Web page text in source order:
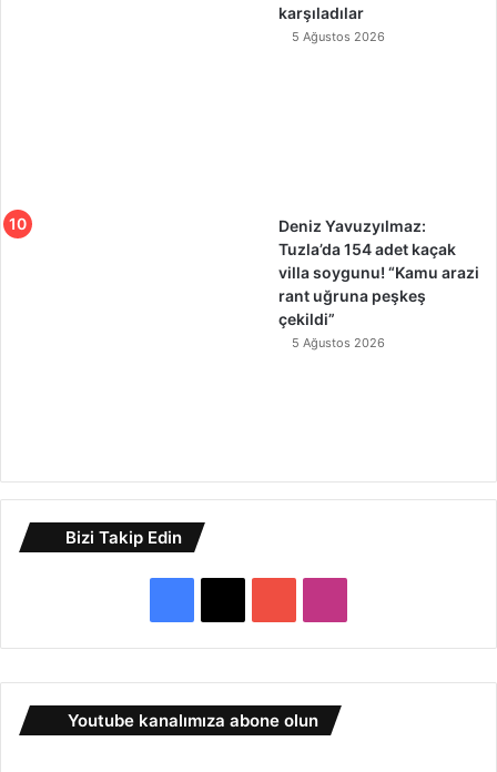
karşıladılar
5 Ağustos 2026
Deniz Yavuzyılmaz:
Tuzla’da 154 adet kaçak
villa soygunu! “Kamu arazi
rant uğruna peşkeş
çekildi”
5 Ağustos 2026
Bizi Takip Edin
a
c
e
o
u
T
n
s
Youtube kanalımıza abone olun